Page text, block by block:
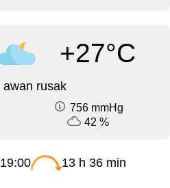
+27°C
awan rusak
756 mmHg
42 %
19:00 13 h 36 min